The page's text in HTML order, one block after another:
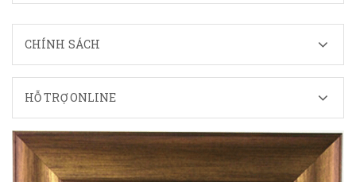
CHÍNH SÁCH
HỖ TRỢ ONLINE